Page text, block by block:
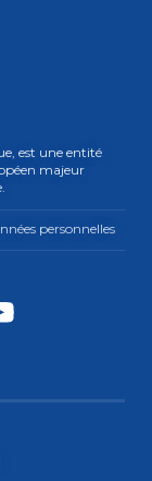
est une entité
majeur
personnelles